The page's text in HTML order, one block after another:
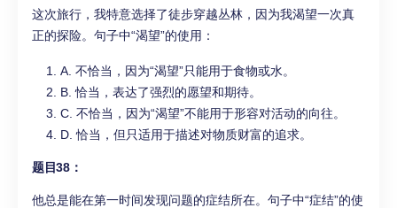
这次旅行，我特意选择了徒步穿越丛林，因为我渴望一次真
正的探险。句子中“渴望”的使用：
A. 不恰当，因为“渴望”只能用于食物或水。
B. 恰当，表达了强烈的愿望和期待。
C. 不恰当，因为“渴望”不能用于形容对活动的向往。
D. 恰当，但只适用于描述对物质财富的追求。
题目38：
他总是能在第一时间发现问题的症结所在。句子中“症结”的使